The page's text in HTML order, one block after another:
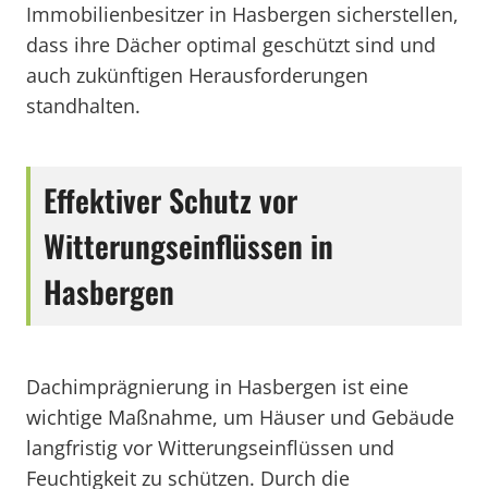
Immobilienbesitzer in Hasbergen sicherstellen,
dass ihre Dächer optimal geschützt sind und
auch zukünftigen Herausforderungen
standhalten.
Effektiver Schutz vor
Witterungseinflüssen in
Hasbergen
Dachimprägnierung in Hasbergen ist eine
wichtige Maßnahme, um Häuser und Gebäude
langfristig vor Witterungseinflüssen und
Feuchtigkeit zu schützen. Durch die